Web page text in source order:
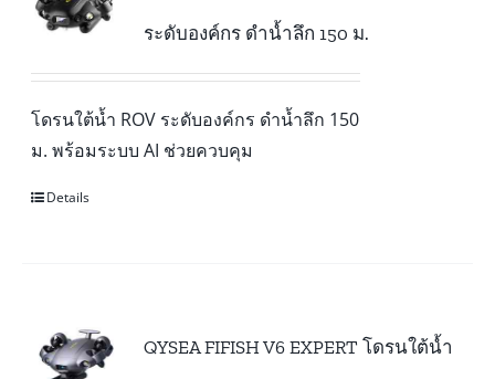
ระดับองค์กร ดำน้ำลึก 150 ม.
โดรนใต้น้ำ ROV ระดับองค์กร ดำน้ำลึก 150
ม. พร้อมระบบ AI ช่วยควบคุม
Details
QYSEA FIFISH V6 EXPERT โดรนใต้น้ำ